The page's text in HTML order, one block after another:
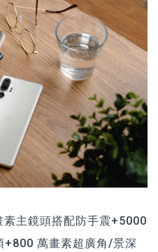
主鏡頭搭配防手震+5000
+800 萬畫素超廣角/景深